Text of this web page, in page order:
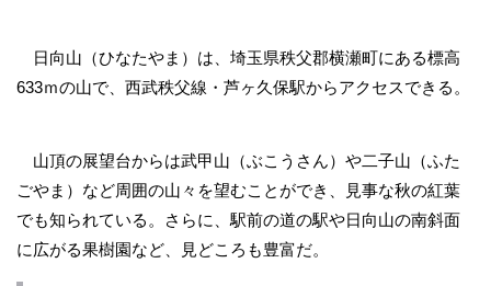
日向山（ひなたやま）は、埼玉県秩父郡横瀬町にある標高
633ｍの山で、西武秩父線・芦ヶ久保駅からアクセスできる。
山頂の展望台からは武甲山（ぶこうさん）や二子山（ふた
ごやま）など周囲の山々を望むことができ、見事な秋の紅葉
でも知られている。さらに、駅前の道の駅や日向山の南斜面
に広がる果樹園など、見どころも豊富だ。